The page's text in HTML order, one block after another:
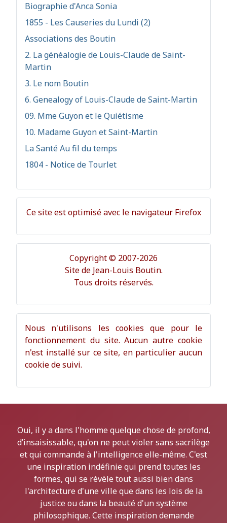
Biographie d'Anca Sonia
1855 - Les Causeries du Lundi (2)
Associations des Boutin
2. La généalogie de Louis-Claude de Saint-
Martin
3. Le nom Boutin
6. Genealogy of Louis-Claude de Saint-Martin
09. Mme Guyon et le Quiétisme
10. Madame Guyon et Saint-Martin
La Santé Au fil du temps
1804 - Notice de Tourlet
Ce site est optimisé avec le navigateur Firefox
Copyright © 2007-2026
Site de Jean-Louis Boutin.
Tous droits réservés.
Nous n'utilisons les cookies que pour le
fonctionnement du site. Aucun autre cookie
n'est installé sur ce site, en particulier aucun
cookie de suivi.
Oui, il y a dans l'homme quelque chose de profond,
d’insaisissable, qu'on ne peut violer sans sacrilège
et qui commande à l'intelligence elle-même. C'est
une inspiration indéfinie qui prend toutes les
formes, qui se révèle tout aussi bien dans
l'architecture d'une ville que dans les lois de la
justice ou dans la beauté d'un système
philosophique. Cette inspiration demande